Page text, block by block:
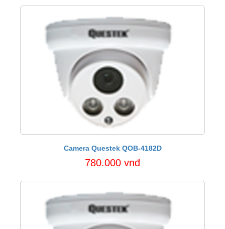
Camera Questek QOB-4182D
780.000 vnđ